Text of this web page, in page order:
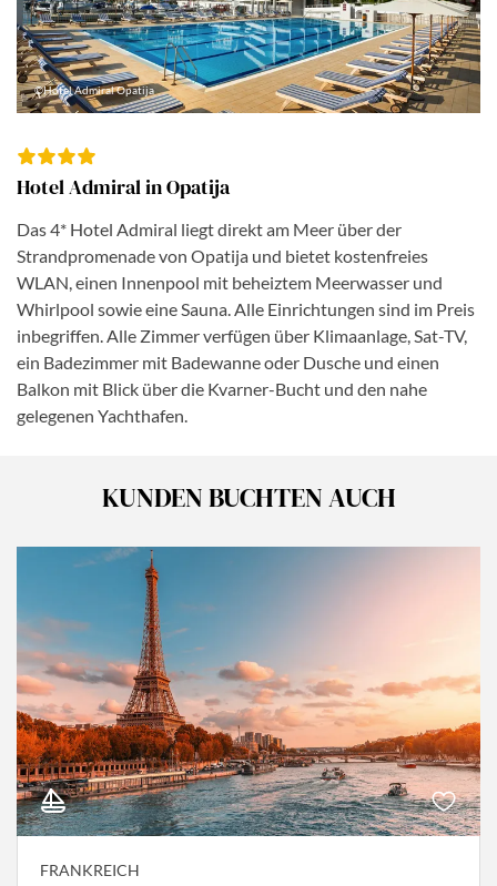
©Hotel Admiral Opatija
Hotel Admiral in Opatija
Das 4* Hotel Admiral liegt direkt am Meer über der
Strandpromenade von Opatija und bietet kostenfreies
WLAN, einen Innenpool mit beheiztem Meerwasser und
Whirlpool sowie eine Sauna. Alle Einrichtungen sind im Preis
inbegriffen. Alle Zimmer verfügen über Klimaanlage, Sat-TV,
ein Badezimmer mit Badewanne oder Dusche und einen
Balkon mit Blick über die Kvarner-Bucht und den nahe
gelegenen Yachthafen.
KUNDEN BUCHTEN AUCH
FRANKREICH